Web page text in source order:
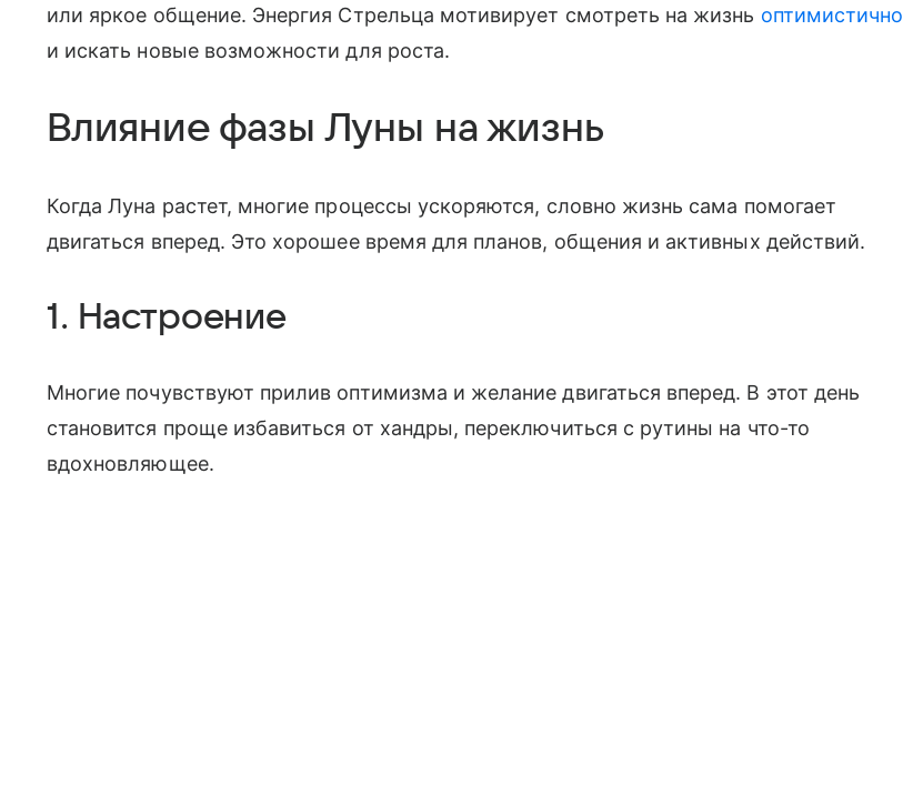
или яркое общение. Энергия Стрельца мотивирует смотреть на жизнь оптимистично
и искать новые возможности для роста.
Влияние фазы Луны на жизнь
Когда Луна растет, многие процессы ускоряются, словно жизнь сама помогает
двигаться вперед. Это хорошее время для планов, общения и активных действий.
1. Настроение
Многие почувствуют прилив оптимизма и желание двигаться вперед. В этот день
становится проще избавиться от хандры, переключиться с рутины на что-то
вдохновляющее.